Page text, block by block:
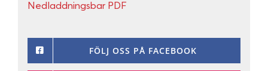
Nedladdningsbar PDF
FÖLJ OSS PÅ FACEBOOK